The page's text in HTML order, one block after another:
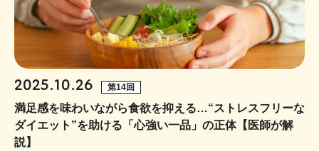
2025.10.26 第14回
満足感を味わいながら食欲を抑える…“ストレスフリーな
ダイエット”を助ける「心強い一品」の正体【医師が解
説】